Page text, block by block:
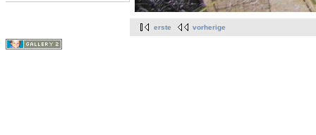
erste vorherige